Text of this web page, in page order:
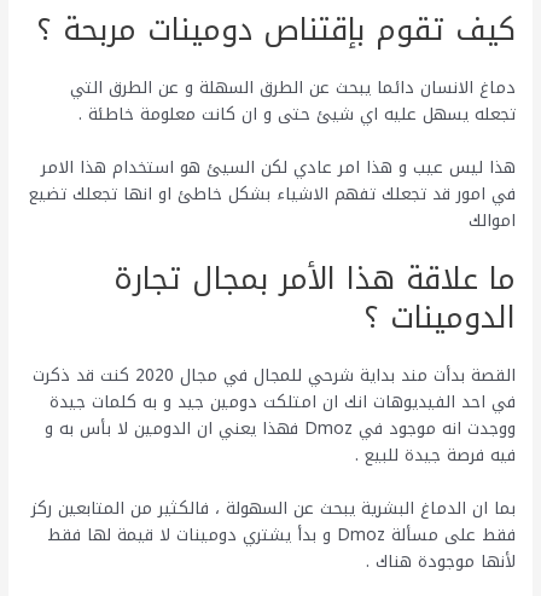
كيف تقوم بإقتناص دومينات مربحة ؟
دماغ الانسان دائما يبحث عن الطرق السهلة و عن الطرق التي
تجعله يسهل عليه اي شيئ حتى و ان كانت معلومة خاطئة .
هذا ليس عيب و هذا امر عادي لكن السيئ هو استخدام هذا الامر
في امور قد تجعلك تفهم الاشياء بشكل خاطئ او انها تجعلك تضيع
اموالك
ما علاقة هذا الأمر بمجال تجارة
الدومينات ؟
القصة بدأت مند بداية شرحي للمجال في مجال 2020 كنت قد ذكرت
في احد الفيديوهات انك ان امتلكت دومين جيد و به كلمات جيدة
ووجدت انه موجود في Dmoz فهذا يعني ان الدومين لا بأس به و
فيه فرصة جيدة للبيع .
بما ان الدماغ البشرية يبحث عن السهولة ، فالكثير من المتابعين ركز
فقط على مسألة Dmoz و بدأ يشتري دومينات لا قيمة لها فقط
لأنها موجودة هناك .